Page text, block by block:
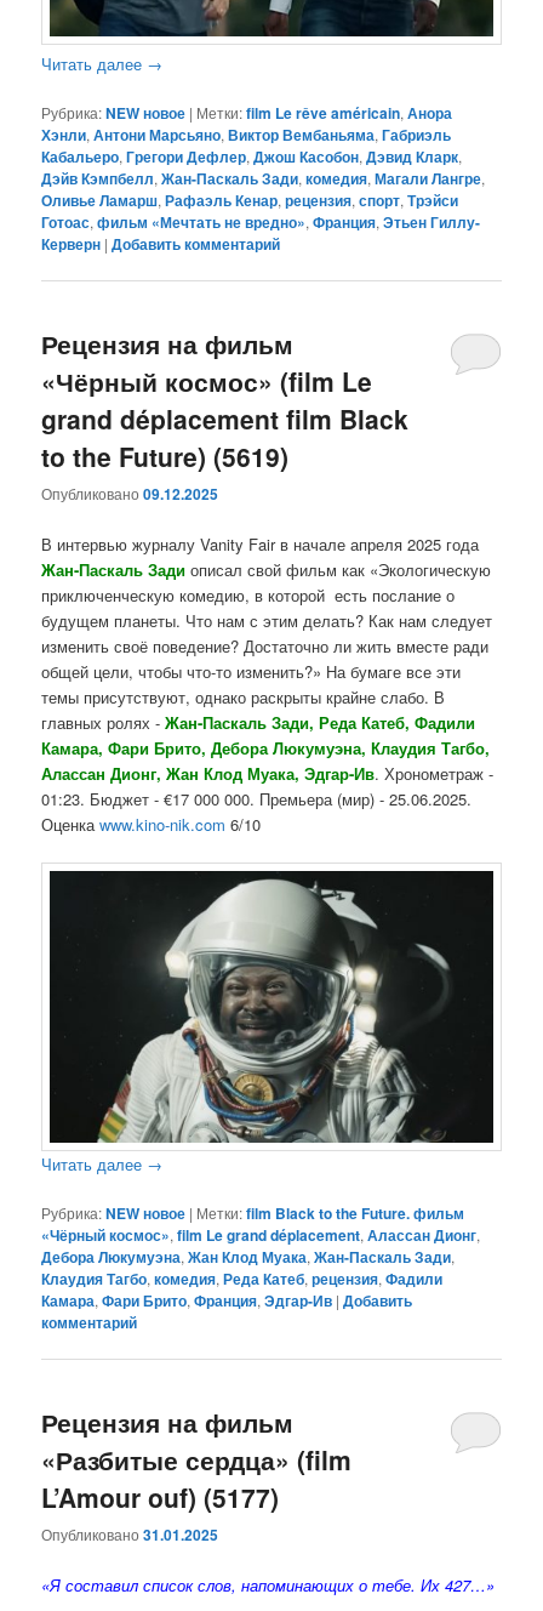
Читать далее →
Рубрика:NEW новое | Метки:film Le rêve américain,Анора
Хэнли,Антони Марсьяно,Виктор Вембаньяма,Габриэль
Кабальеро,Грегори Дефлер,Джош Касобон,Дэвид Кларк,
Дэйв Кэмпбелл,Жан-Паскаль Зади,комедия,Магали Лангре,
Оливье Ламарш,Рафаэль Кенар,рецензия,спорт,Трэйси
Готоас,фильм «Мечтать не вредно»,Франция,Этьен Гиллу-
Керверн |Добавить комментарий
Рецензия на фильм
«Чёрный космос» (film Le
grand déplacement film Black
to the Future) (5619)
Опубликовано09.12.2025
В интервью журналу Vanity Fair в начале апреля 2025 года
Жан-Паскаль Зади описал свой фильм как «Экологическую
приключенческую комедию, в которой есть послание о
будущем планеты. Что нам с этим делать? Как нам следует
изменить своё поведение? Достаточно ли жить вместе ради
общей цели, чтобы что-то изменить?» На бумаге все эти
темы присутствуют, однако раскрыты крайне слабо. В
главных ролях -Жан-Паскаль Зади, Реда Катеб, Фадили
Камара, Фари Брито, Дебора Люкумуэна, Клаудия Тагбо,
Алассан Дионг, Жан Клод Муака, Эдгар-Ив. Хронометраж -
01:23. Бюджет - €17 000 000. Премьера (мир) - 25.06.2025.
Оценкаwww.kino-nik.com 6/10
Читать далее →
Рубрика:NEW новое | Метки:film Black to the Future. фильм
«Чёрный космос»,film Le grand déplacement,Алассан Дионг,
Дебора Люкумуэна,Жан Клод Муака,Жан-Паскаль Зади,
Клаудия Тагбо,комедия,Реда Катеб,рецензия,Фадили
Камара,Фари Брито,Франция,Эдгар-Ив |Добавить
комментарий
Рецензия на фильм
«Разбитые сердца» (film
L’Amour ouf) (5177)
Опубликовано31.01.2025
«Я составил список слов, напоминающих о тебе. Их 427…»